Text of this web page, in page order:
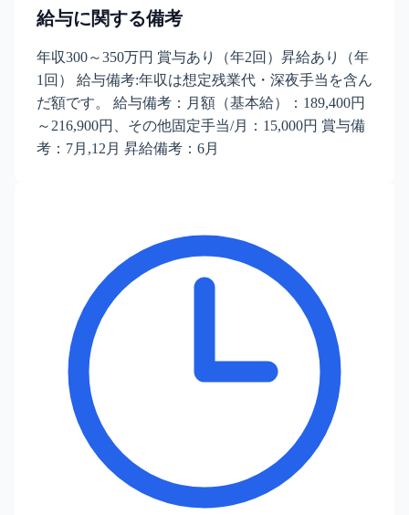
給与に関する備考
年収300～350万円 賞与あり（年2回）昇給あり（年
1回） 給与備考:年収は想定残業代・深夜手当を含ん
だ額です。 給与備考：月額（基本給）：189,400円
～216,900円、その他固定手当/月：15,000円 賞与備
考：7月,12月 昇給備考：6月